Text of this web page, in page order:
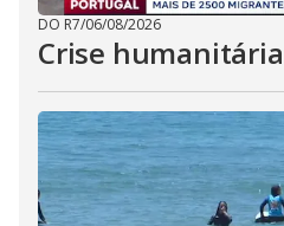
DO R7/06/08/2026
Crise